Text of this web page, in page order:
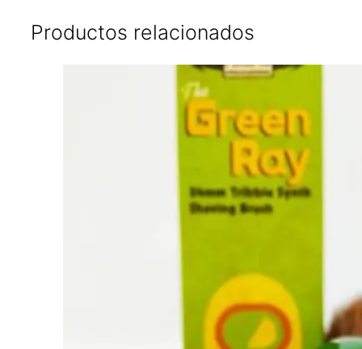
Productos relacionados